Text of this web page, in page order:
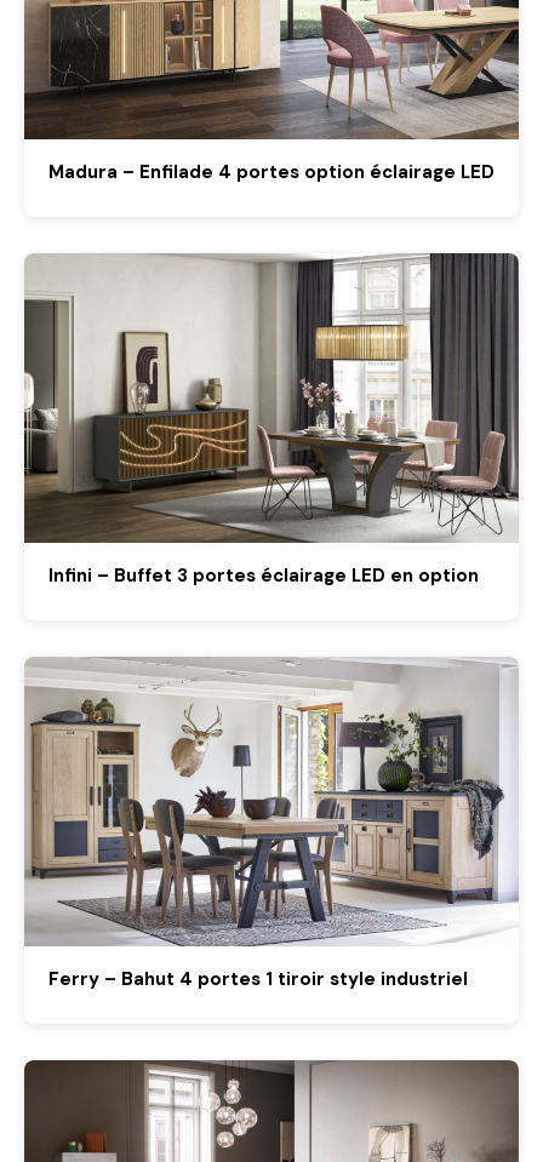
Madura – Enfilade 4 portes option éclairage LED
Infini – Buffet 3 portes éclairage LED en option
Ferry – Bahut 4 portes 1 tiroir style industriel